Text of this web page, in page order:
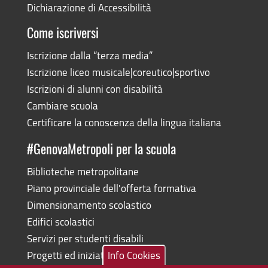
Dichiarazione di Accessibilità
Come iscriversi
Iscrizione dalla “terza media”
Iscrizione liceo musicale|coreutico|sportivo
Iscrizioni di alunni con disabilità
Cambiare scuola
Certificare la conoscenza della lingua italiana
#GenovaMetropoli per la scuola
Biblioteche metropolitane
Piano provinciale dell'offerta formativa
Dimensionamento scolastico
Edifici scolastici
Servizi per studenti disabili
Progetti ed iniziativeInfo Cookies